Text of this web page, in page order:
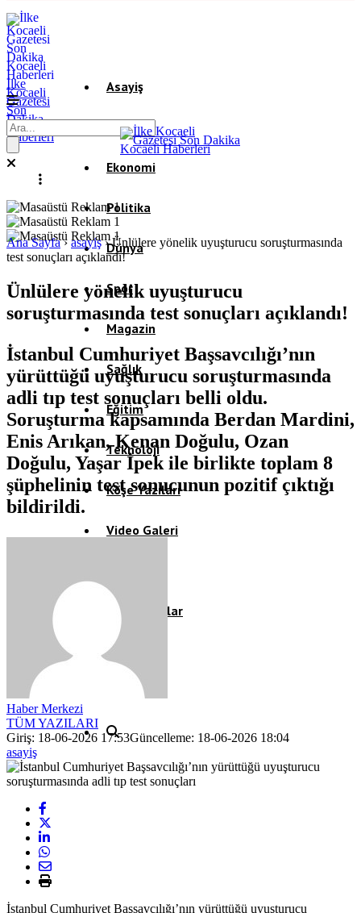
İlke
Kocaeli
Gazetesi
Son
Dakika
Kocaeli
Haberleri
Asayiş
Gündem
Ekonomi
Politika
Dünya
Spor
Magazin
Sağlık
Eğitim
Teknoloji
Köşe Yazıları
Video Galeri
Resmi İlanlar
Ana Sayfa› asayiş›Ünlülere yönelik uyuşturucu soruşturmasında
test sonuçları açıklandı!
Ünlülere yönelik uyuşturucu
soruşturmasında test sonuçları açıklandı!
İstanbul Cumhuriyet Başsavcılığı’nın
yürüttüğü uyuşturucu soruşturmasında
adli tıp test sonuçları belli oldu.
Soruşturma kapsamında Berdan Mardini,
Enis Arıkan, Kenan Doğulu, Ozan
Doğulu, Yaşar İpek ile birlikte toplam 8
şüphelinin test sonucunun pozitif çıktığı
bildirildi.
Haber Merkezi
TÜM YAZILARI
Giriş: 18-06-2026 17:53Güncelleme: 18-06-2026 18:04
asayiş
İstanbul Cumhuriyet Başsavcılığı’nın yürüttüğü uyuşturucu